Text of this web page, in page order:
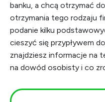
banku, a chcą otrzymać
otrzymania tego rodzaju
podanie kilku
cieszyć się przypływem
znajdziesz informacje na
na dowód osobisty i co